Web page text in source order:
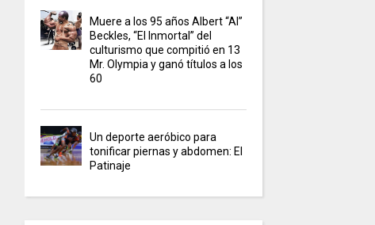
Muere a los 95 años Albert “Al”
Beckles, “El Inmortal” del
culturismo que compitió en 13
Mr. Olympia y ganó títulos a los
60
Un deporte aeróbico para
tonificar piernas y abdomen: El
Patinaje